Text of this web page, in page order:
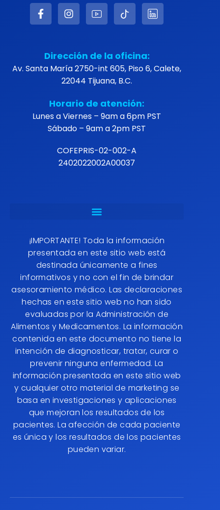
Dirección de la oficina:
Av. Santa María 2750-int 605, Piso 6, Calete,
22044 Tijuana, B.C.
Horario de atención:
Lunes a Viernes – 9am a 6pm PST
Sábado – 9am a 2pm PST
COFEPRIS-02-002-A
2402022002A00037
¡IMPORTANTE! Toda la información
presentada en este sitio web está
destinada únicamente a fines
informativos y no con el fin de brindar
asesoramiento médico. Las declaraciones
hechas en este sitio web no han sido
evaluadas por la Administración de
Alimentos y Medicamentos. La información
contenida en este documento no tiene la
intención de diagnosticar, tratar, curar o
prevenir ninguna enfermedad. La
información presentada en este sitio web
y cualquier otro material de marketing se
basa en investigaciones y aplicaciones
que mejoran los resultados de los
pacientes. La afección de cada paciente
es única y los resultados de los pacientes
pueden variar.